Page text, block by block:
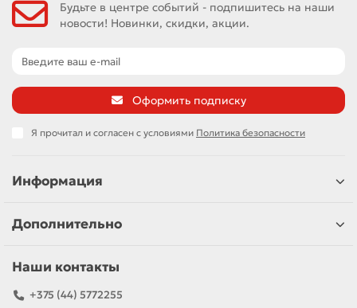
Будьте в центре событий - подпишитесь на наши
новости! Новинки, скидки, акции.
Оформить подписку
Я прочитал и согласен с условиями Политика безопасности
Информация
Дополнительно
Наши контакты
+375 (44) 5772255